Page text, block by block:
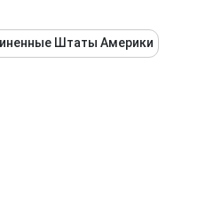
Штаты Америки